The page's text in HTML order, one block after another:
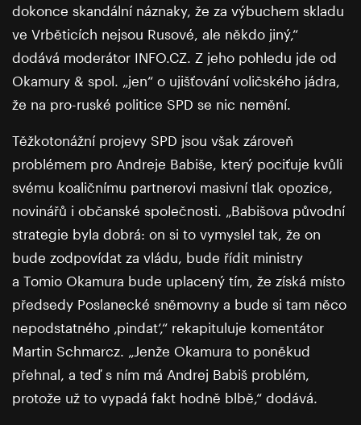
dokonce skandální náznaky, že za výbuchem skladu
ve Vrběticích nejsou Rusové, ale někdo jiný,“
dodává moderátor INFO.CZ. Z jeho pohledu jde od
Okamury & spol. „jen“ o ujišťování voličského jádra,
že na pro-ruské politice SPD se nic nemění.
Těžkotonážní projevy SPD jsou však zároveň
problémem pro Andreje Babiše, který pociťuje kvůli
svému koaličnímu partnerovi masivní tlak opozice,
novinářů i občanské společnosti. „Babišova původní
strategie byla dobrá: on si to vymyslel tak, že on
bude zodpovídat za vládu, bude řídit ministry
a Tomio Okamura bude uplacený tím, že získá místo
předsedy Poslanecké sněmovny a bude si tam něco
nepodstatného ‚pindat‘,“ rekapituluje komentátor
Martin Schmarcz. „Jenže Okamura to poněkud
přehnal, a teď s ním má Andrej Babiš problém,
protože už to vypadá fakt hodně blbě,“ dodává.